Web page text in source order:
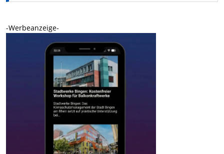
-Werbeanzeige-